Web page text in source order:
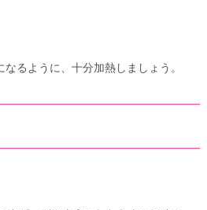
るように、十分加熱しましょう。